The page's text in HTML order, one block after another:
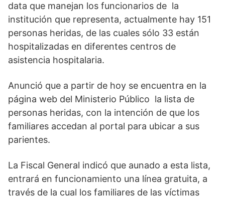
data que manejan los funcionarios de la
institución que representa, actualmente hay 151
personas heridas, de las cuales sólo 33 están
hospitalizadas en diferentes centros de
asistencia hospitalaria.
Anunció que a partir de hoy se encuentra en la
página web del Ministerio Público la lista de
personas heridas, con la intención de que los
familiares accedan al portal para ubicar a sus
parientes.
La Fiscal General indicó que aunado a esta lista,
entrará en funcionamiento una línea gratuita, a
través de la cual los familiares de las víctimas